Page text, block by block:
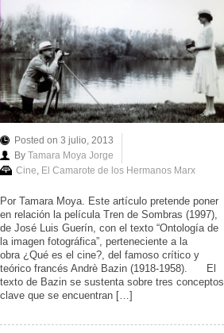
Posted on 3 julio, 2013
By Tamara Moya Jorge
Cine, El Camarote de los Hermanos Marx
Por Tamara Moya. Este artículo pretende poner
en relación la película Tren de Sombras (1997),
de José Luis Guerín, con el texto “Ontología de
la imagen fotográfica”, perteneciente a la
obra ¿Qué es el cine?, del famoso crítico y
teórico francés Andrè Bazin (1918-1958). El
texto de Bazin se sustenta sobre tres conceptos
clave que se encuentran […]